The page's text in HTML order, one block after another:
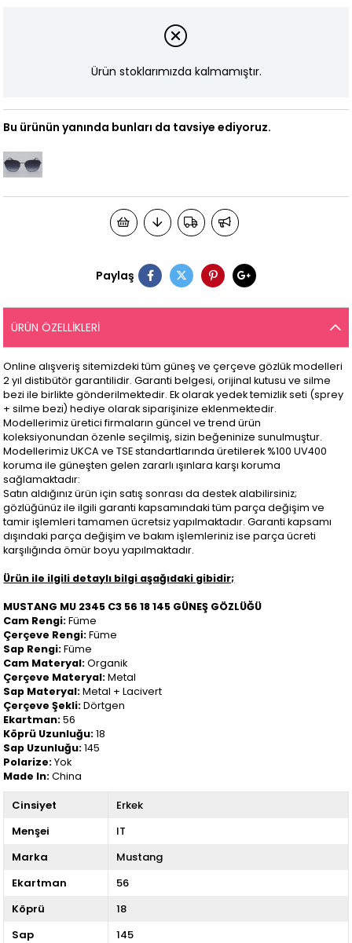
Ürün stoklarımızda kalmamıştır.
Bu ürünün yanında bunları da tavsiye ediyoruz.
Paylaş
ÜRÜN ÖZELLIKLERI
Online alışveriş sitemizdeki tüm güneş ve çerçeve gözlük modelleri
2 yıl distibütör garantilidir. Garanti belgesi, orijinal kutusu ve silme
bezi ile birlikte gönderilmektedir. Ek olarak yedek temizlik seti (sprey
+ silme bezi) hediye olarak siparişinize eklenmektedir.
Modellerimiz üretici firmaların güncel ve trend ürün
koleksiyonundan özenle seçilmiş, sizin beğeninize sunulmuştur.
Modellerimiz UKCA ve TSE standartlarında üretilerek %100 UV400
koruma ile güneşten gelen zararlı ışınlara karşı koruma
sağlamaktadır:
Satın aldığınız ürün için satış sonrası da destek alabilirsiniz;
gözlüğünüz ile ilgili garanti kapsamındaki tüm parça değişim ve
tamir işlemleri tamamen ücretsiz yapılmaktadır. Garanti kapsamı
dışındaki parça değişim ve bakım işlemleriniz ise parça ücreti
karşılığında ömür boyu yapılmaktadır.
Ürün ile ilgili detaylı bilgi aşağıdaki gibidir;
MUSTANG MU 2345 C3 56 18 145 GÜNEŞ GÖZLÜĞÜ
Cam Rengi:Füme
Çerçeve Rengi:Füme
Sap Rengi:Füme
Cam Materyal:Organik
Çerçeve Materyal:Metal
Sap Materyal:Metal + Lacivert
Çerçeve Şekli:Dörtgen
Ekartman:56
Köprü Uzunluğu:18
Sap Uzunluğu:145
Polarize:Yok
Made In:China
Cinsiyet
Erkek
Menşei
IT
Marka
Mustang
Ekartman
56
Köprü
18
Sap
145